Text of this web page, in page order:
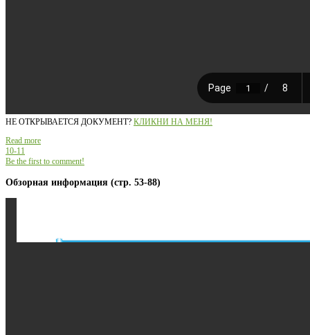
НЕ ОТКРЫВАЕТСЯ ДОКУМЕНТ? КЛИКНИ НА МЕНЯ!
Read more
10-11
Be the first to comment!
Обзорная информация (стр. 53-88)